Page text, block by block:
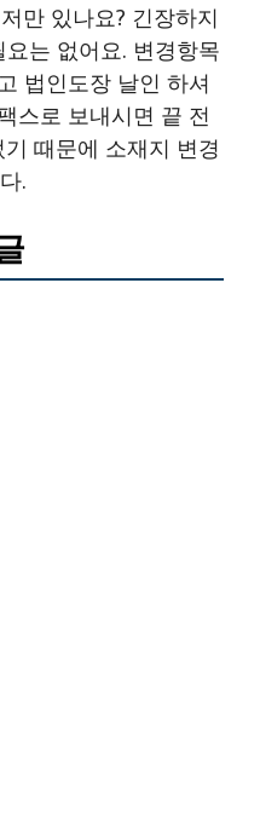
만 있나요? 긴장하지
는 없어요. 변경항목
법인도장 날인 하셔
스로 보내시면 끝 전
때문에 소재지 변경
.